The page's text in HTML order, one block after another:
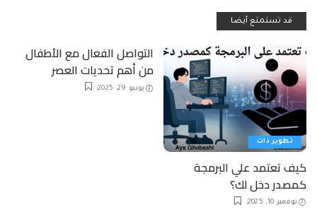
قد تستمتع أيضا
تطوير ذات
كيف تعتمد علي البرمجة
كمصدر دخل لك؟
نوفمبر 10, 2025
التواصل الفعال مع الأطفال
من أهم تحديات العصر
يونيو 29, 2025